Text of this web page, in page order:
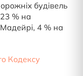
будівель
% на
4 % на
Кодексу